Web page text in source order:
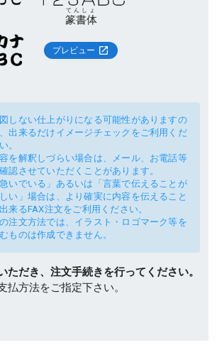
篆書体
てんしょ
プレビュー
しない仕上がりになる可能性がありますの
出来るだけイメージチェックをご利用くだ
。
を解釈しづらい場合は、メール、お電話等
認させていただくことがあります。
急いでいる」あるいは「言葉で伝えることが
い」場合は、より確実に内容を伝えること
来るFAX注文をご利用ください。
注文方法では、イラスト・ロゴマーク等を
ものは作成できません。
ただき、注文手続きを行ってください。
払方法をご指定下さい。